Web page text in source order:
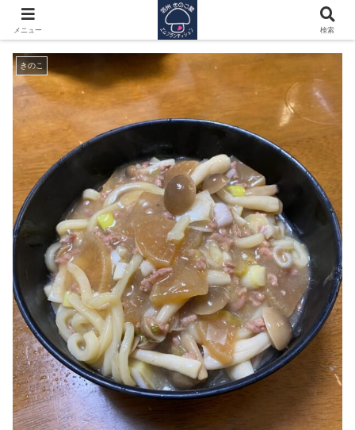
キノコ味噌煮込みうどん
きのこ
メニュー 検索